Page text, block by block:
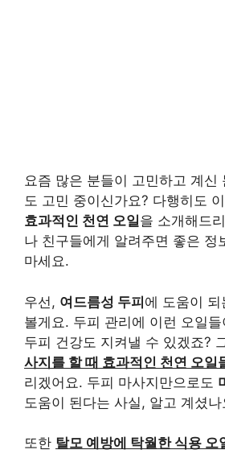
요즘 많은 분들이 고민하고 계신
도 고민 중이신가요? 다행히도
효과적인 천연 오일을 소개해드
나 친구들에게 알려주면 좋은 정
마세요.
우선, 여드름성 두피에 도움이 되
볼게요. 두피 관리에 이런 오일
두피 건강도 지켜낼 수 있겠죠?
사지를 할 때 효과적인 천연 오일
리겠어요. 두피 마사지만으로도
도움이 된다는 사실, 알고 계셨나
또한 탈모 예방에 탁월한 식용 오